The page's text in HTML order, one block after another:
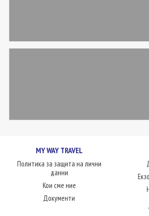
MY WAY TRAVEL
Политика за защита на лични
данни
Кои сме ние
Документи